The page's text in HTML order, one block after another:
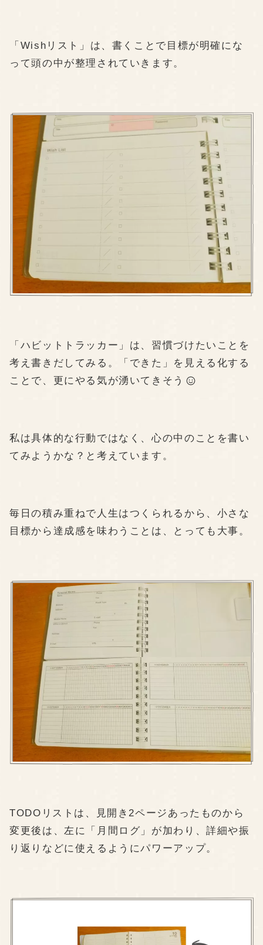
「Wishリスト」は、書くことで目標が明確にな
って頭の中が整理されていきます。
「ハビットトラッカー」は、習慣づけたいことを
考え書きだしてみる。「できた」を見える化する
ことで、更にやる気が湧いてきそう
私は具体的な行動ではなく、心の中のことを書い
てみようかな？と考えています。
毎日の積み重ねで人生はつくられるから、小さな
目標から達成感を味わうことは、とっても大事。
TODOリストは、見開き2ページあったものから
変更後は、左に「月間ログ」が加わり、詳細や振
り返りなどに使えるようにパワーアップ。